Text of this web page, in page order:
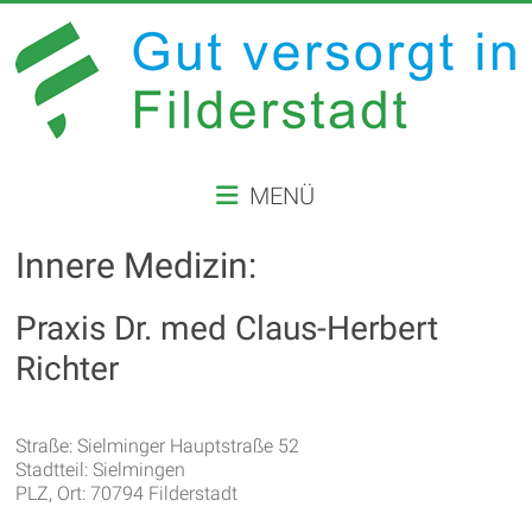
Inhalt
springen
VERSORGT
IN
FILDERSTADT
Website
der
Filderstadt
MENÜ
Innere Medizin:
Praxis Dr. med Claus-Herbert
Richter
Straße: Sielminger Hauptstraße 52
Stadtteil: Sielmingen
PLZ, Ort: 70794 Filderstadt